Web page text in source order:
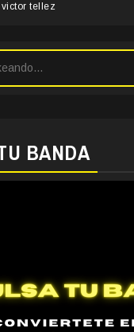
victor tellez
BANDA